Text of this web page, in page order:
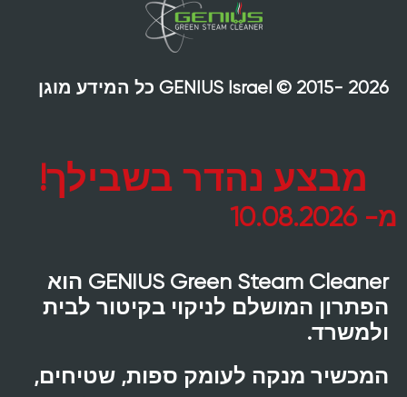
GENIUS Israel © 2015- 2026 כל המידע מוגן
מבצע נהדר בשבילך!
מ- 10.08.2026
GENIUS Green Steam Cleaner הוא
הפתרון המושלם לניקוי בקיטור לבית
ולמשרד.
המכשיר מנקה לעומק ספות, שטיחים,